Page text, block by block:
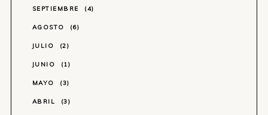
SEPTIEMBRE 4
AGOSTO 6
JULIO 2
JUNIO 1
MAYO 3
ABRIL 3